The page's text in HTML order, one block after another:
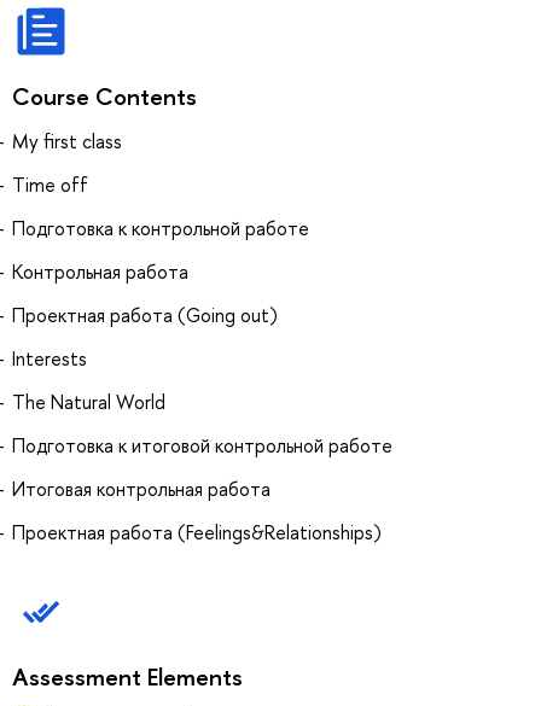
Course Contents
My first class
Time off
Подготовка к контрольной работе
Контрольная работа
Проектная работа (Going out)
Interests
The Natural World
Подготовка к итоговой контрольной работе
Итоговая контрольная работа
Проектная работа (Feelings&Relationships)
Assessment Elements